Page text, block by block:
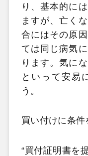
り、基本的に
ますが、亡く
合にはその原
ては同じ病気
ります。気に
といって安易
う。
買い付けに条
“買付証明書を